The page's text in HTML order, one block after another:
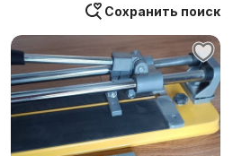
Сохранить поиск